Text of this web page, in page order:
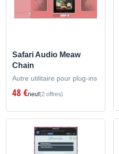
Safari Audio Meaw
Chain
Autre utilitaire pour plug-ins
48 €neuf(2 offres)